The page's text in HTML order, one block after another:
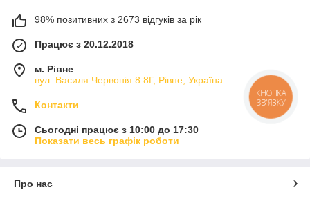
98% позитивних з 2673 відгуків за рік
Працює з 20.12.2018
м. Рівне
вул. Василя Червонія 8 8Г, Рівне, Україна
Контакти
Сьогодні працює з 10:00 до 17:30
Показати весь графік роботи
Про нас
КНОПКА
ЗВ'ЯЗКУ